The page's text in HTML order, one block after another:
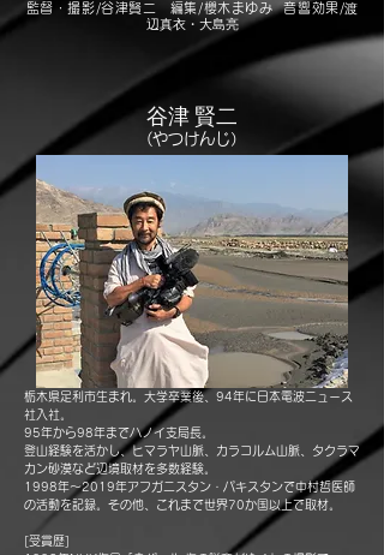
監督・撮影/谷津賢二 編集/櫻木まゆみ 音響効果/渡
辺真衣・ 大島亮
谷津 賢二
(やつけんじ）
栃木県足利市生まれ。大学卒業後、94年に日本電波ニュース
社入社。
95年から98年までハノイ支局長。
登山経験を活かし、ヒマラヤ山脈、カラコルム山脈、タクラマ
カン砂漠など辺境取材を多数経験。
1998年～2019年アフガニスタン・パキスタンで中村哲医師
の活動を記録。 その他、これまで世界70か国以上で取材。
[受賞歴]